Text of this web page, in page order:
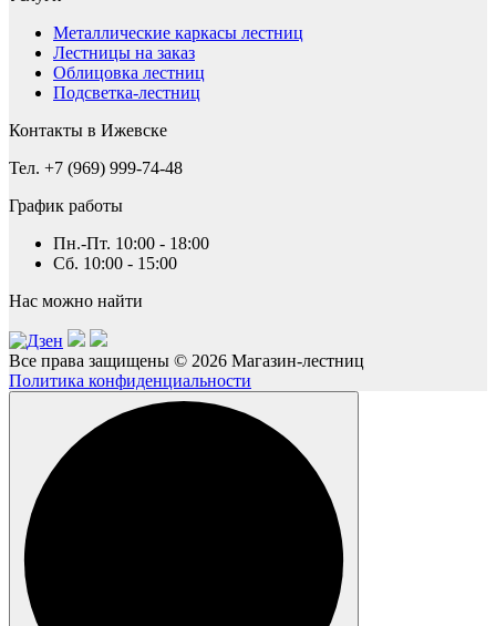
Металлические каркасы лестниц
Лестницы на заказ
Облицовка лестниц
Подсветка-лестниц
Контакты в Ижевске
Тел. +7 (969) 999-74-48
График работы
Пн.-Пт. 10:00 - 18:00
Сб. 10:00 - 15:00
Нас можно найти
Все права защищены © 2026 Магазин-лестниц
Политика конфиденциальности